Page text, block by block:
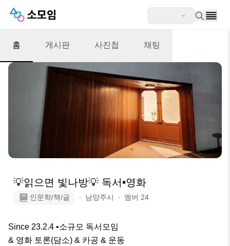
홈 게시판 사진첩 채팅
💡읽으면 빛나방💡 독서•영화
인문학/책/글 ∙ 남양주시 ∙ 멤버 24
Since 23.2.4 •소규모 독서모임
& 영화 토론(담소) & 카공 & 운동